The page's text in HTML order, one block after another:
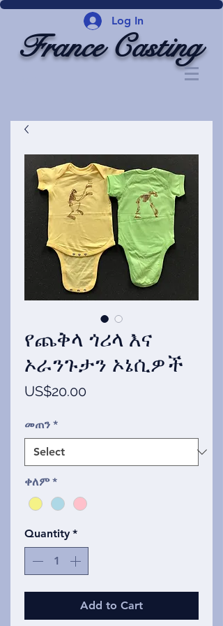
Log In
France Casting
የጨቅላ ጎሪላ እና
ኦራንጉታን ኦኔሲዎች
US$20.00Price
መጠን *
ቀለም *
Quantity *
Add to Cart